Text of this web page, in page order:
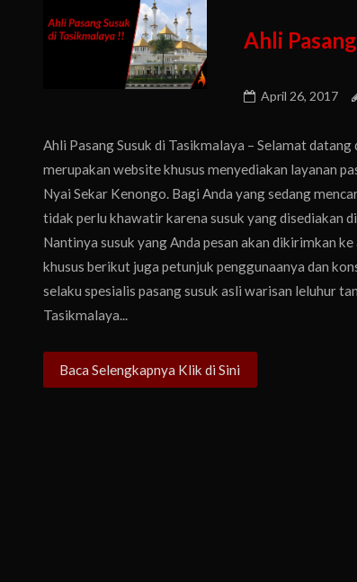
Ahli
April 26, 2017
Ahli Pasang Susuk di Tasikmalaya – Selamat
merupakan website khusus menyediakan layanan
Nyai Sekar Kenongo. Bagi Anda yang sedang
tidak perlu khawatir karena susuk yang disediakan
Nantinya susuk yang Anda pesan akan dikirimkan
khusus berikut juga petunjuk penggunaanya dan
selaku spesialis pasang susuk asli warisan leluhur
Tasikmalaya...
Baca Selengkapnya Klik di Sini